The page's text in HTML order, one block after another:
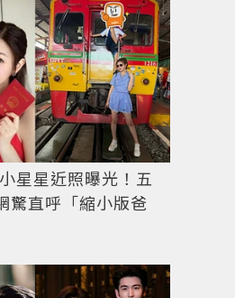
星星近照曝光！五
驚直呼「縮小版爸